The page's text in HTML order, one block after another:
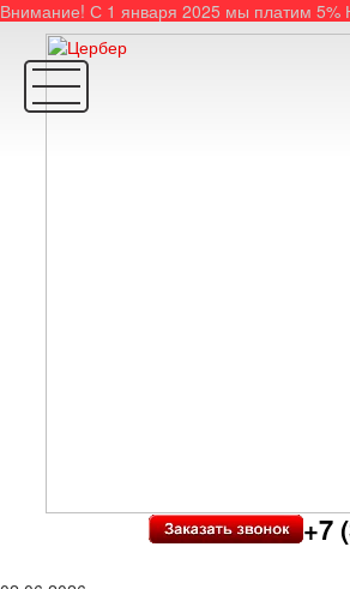
Внимание! С 1 января 2025 мы платим 5%
+7